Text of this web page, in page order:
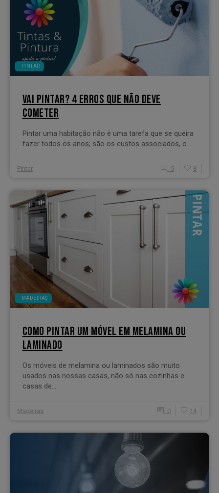
PINTAR
VAI PINTAR? 4 ERROS QUE NÃO DEVE
COMETER
Pintar uma habitação não é uma tarefa que se queira
fazer todos os anos; são os custos associados, o...
Pintar 5 8
MADEIRAS
COMO PINTAR UM MÓVEL EM MELAMINA OU
LAMINADO
Os móveis de melamina ou laminados são muito
usados nas nossas casas, não só nas cozinhas e
casas de...
Madeiras 0 14